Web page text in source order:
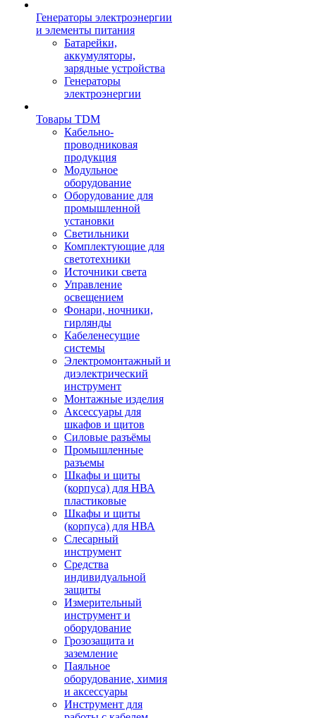
Генераторы электроэнергии
и элементы питания
Батарейки,
аккумуляторы,
зарядные устройства
Генераторы
электроэнергии
Товары TDM
Кабельно-
проводниковая
продукция
Модульное
оборудование
Оборудование для
промышленной
установки
Светильники
Комплектующие для
светотехники
Источники света
Управление
освещением
Фонари, ночники,
гирлянды
Кабеленесущие
системы
Электромонтажный и
диэлектрический
инструмент
Монтажные изделия
Аксессуары для
шкафов и щитов
Силовые разъёмы
Промышленные
разъемы
Шкафы и щиты
(корпуса) для НВА
пластиковые
Шкафы и щиты
(корпуса) для НВА
Слесарный
инструмент
Средства
индивидуальной
защиты
Измерительный
инструмент и
оборудование
Грозозащита и
заземление
Паяльное
оборудование, химия
и аксессуары
Инструмент для